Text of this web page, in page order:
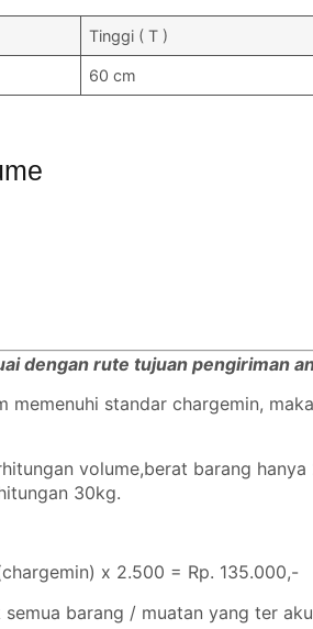
Tinggi ( T )
60 cm
dengan rute tujuan pengiriman
standar chargemin,
volume,berat barang
30kg.
x 2.500 = Rp. 135.000,-
barang / muatan yang ter